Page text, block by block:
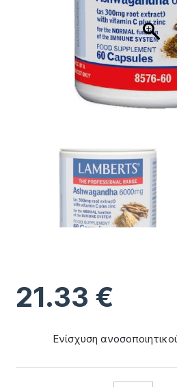
21.33 €
Ενίσχυση